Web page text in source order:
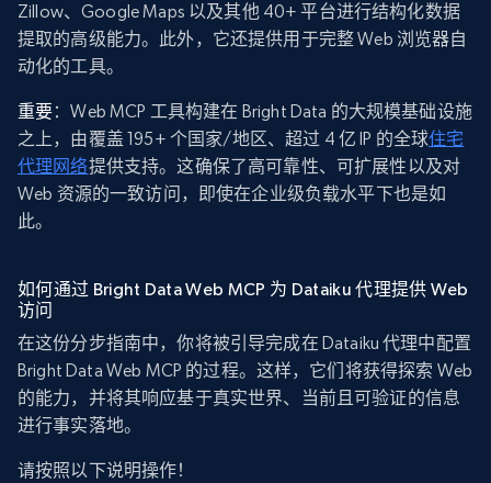
Zillow、Google Maps 以及其他 40+ 平台进行结构化数据
提取的高级能力。此外，它还提供用于完整 Web 浏览器自
动化的工具。
重要：Web MCP 工具构建在 Bright Data 的大规模基础设施
之上，由覆盖 195+ 个国家/地区、超过 4 亿 IP 的全球住宅
代理网络提供支持。这确保了高可靠性、可扩展性以及对
Web 资源的一致访问，即使在企业级负载水平下也是如
此。
如何通过 Bright Data Web MCP 为 Dataiku 代理提供 Web
访问
在这份分步指南中，你将被引导完成在 Dataiku 代理中配置
Bright Data Web MCP 的过程。这样，它们将获得探索 Web
的能力，并将其响应基于真实世界、当前且可验证的信息
进行事实落地。
请按照以下说明操作！